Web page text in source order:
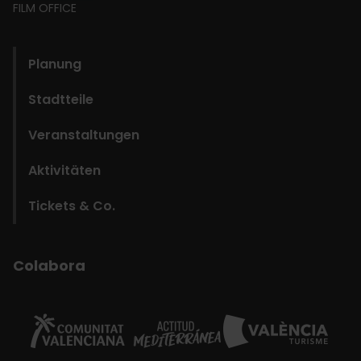
FILM OFFICE
Planung
Stadtteile
Veranstaltungen
Aktivitäten
Tickets & Co.
Colabora